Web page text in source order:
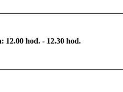
12.00 hod. - 12.30 hod.